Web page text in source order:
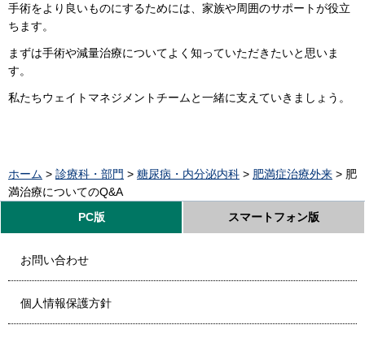
手術をより良いものにするためには、家族や周囲のサポートが役立
ちます。
まずは手術や減量治療についてよく知っていただきたいと思いま
す。
私たちウェイトマネジメントチームと一緒に支えていきましょう。
ホーム > 診療科・部門 > 糖尿病・内分泌内科 > 肥満症治療外来 > 肥
満治療についてのQ&A
PC版
スマートフォン版
お問い合わせ
個人情報保護方針